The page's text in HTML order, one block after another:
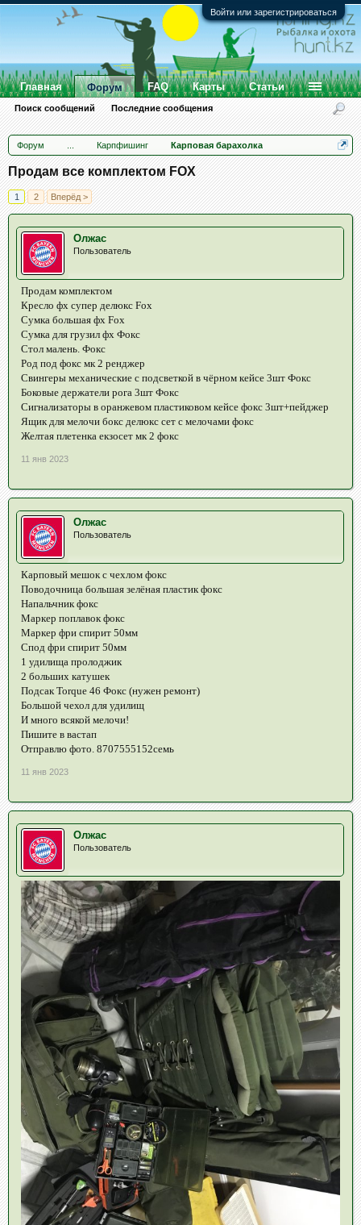
Войти или зарегистрироваться
Форум Карпфишинг Карповая барахолка
Продам все комплектом FOX
1 2 Вперёд >
Олжас
Пользователь
Продам комплектом
Кресло фх супер делюкс Fox
Сумка большая фх Fox
Сумка для грузил фх Фокс
Стол малень. Фокс
Род под фокс мк 2 ренджер
Свингеры механические с подсветкой в чёрном кейсе 3шт Фокс
Боковые держатели рога 3шт Фокс
Сигнализаторы в оранжевом пластиковом кейсе фокс 3шт+пейджер
Ящик для мелочи бокс делюкс сет с мелочами фокс
Желтая плетенка екзосет мк 2 фокс
11 янв 2023
Олжас
Пользователь
Карповый мешок с чехлом фокс
Поводочница большая зелёная пластик фокс
Напальчник фокс
Маркер поплавок фокс
Маркер фри спирит 50мм
Спод фри спирит 50мм
1 удилища пролоджик
2 больших катушек
Подсак Torque 46 Фокс (нужен ремонт)
Большой чехол для удилищ
И много всякой мелочи!
Пишите в вастап
Отправлю фото. 8707555152семь
11 янв 2023
Олжас
Пользователь
Главная Форум
Поиск сообщений Последние сообщения
FAQ Карты Статьи